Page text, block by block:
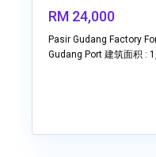
RM 24,000
Pasir Gudang Factory
Gudang Port 建筑面积 :